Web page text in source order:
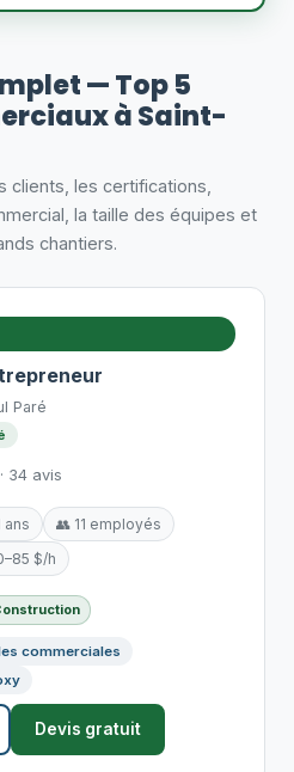
— Top 5
à Saint-
clients, les certifications,
la taille des équipes et
chantiers.
Paré
34 avis
ans
👥 11 employés
$/h
commerciales
Devis gratuit